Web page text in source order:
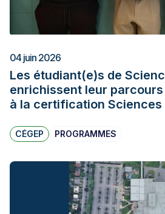
04 juin 2026
Les étudiant(e)s de
enrichissent leur
à la certification Sciences
CÉGEP PROGRAMMES